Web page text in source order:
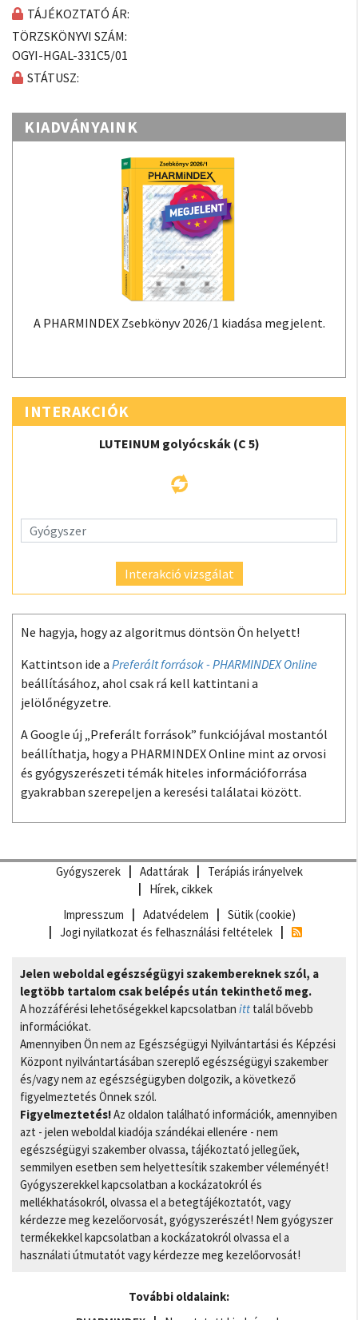
TÁJÉKOZTATÓ ÁR:
TÖRZSKÖNYVI SZÁM:
OGYI-HGAL-331C5/01
STÁTUSZ:
KIADVÁNYAINK
A PHARMINDEX Zsebkönyv 2026/1 kiadása megjelent.
INTERAKCIÓK
LUTEINUM golyócskák (C 5)
Interakció vizsgálat
Ne hagyja, hogy az algoritmus döntsön Ön helyett!
Kattintson ide a Preferált források - PHARMINDEX Online
beállításához, ahol csak rá kell kattintani a
jelölőnégyzetre.
A Google új „Preferált források” funkciójával mostantól
beállíthatja, hogy a PHARMINDEX Online mint az orvosi
és gyógyszerészeti témák hiteles információforrása
gyakrabban szerepeljen a keresési találatai között.
Gyógyszerek Adattárak
Terápiás irányelvek
Hírek, cikkek
Impresszum
Adatvédelem
Sütik (cookie)
Jogi nyilatkozat és felhasználási feltételek
Jelen weboldal egészségügyi szakembereknek szól, a
legtöbb tartalom csak belépés után tekinthető meg.
A hozzáférési lehetőségekkel kapcsolatban itt talál bővebb
információkat.
Amennyiben Ön nem az Egészségügyi Nyilvántartási és Képzési
Központ nyilvántartásában szereplő egészségügyi szakember
és/vagy nem az egészségügyben dolgozik, a következő
figyelmeztetés Önnek szól.
Figyelmeztetés!Az oldalon található információk, amennyiben
azt - jelen weboldal kiadója szándékai ellenére - nem
egészségügyi szakember olvassa, tájékoztató jellegűek,
semmilyen esetben sem helyettesítik szakember véleményét!
Gyógyszerekkel kapcsolatban a kockázatokról és
mellékhatásokról, olvassa el a betegtájékoztatót, vagy
kérdezze meg kezelőorvosát, gyógyszerészét! Nem gyógyszer
termékekkel kapcsolatban a kockázatokról olvassa el a
használati útmutatót vagy kérdezze meg kezelőorvosát!
További oldalaink: